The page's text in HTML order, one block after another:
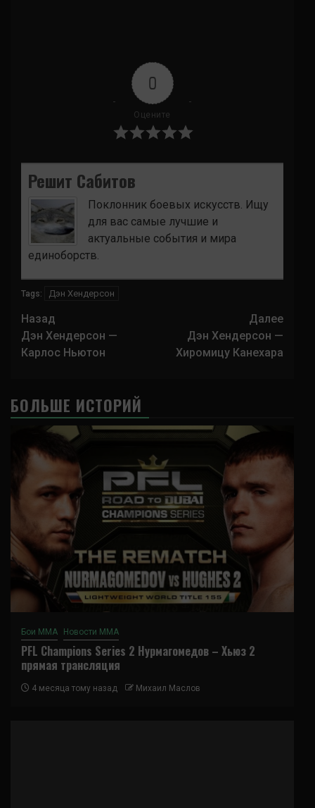
0
Оцените
Решит Сабитов
Поклонник боевых искусств. Ищу
для вас самые лучшие и
актуальные события и мира
единоборств.
Tags: Дэн Хендерсон
Навигация
записи
Назад
Дэн Хендерсон —
Карлос Ньютон
Далее
Дэн Хендерсон —
Хиромицу Канехара
БОЛЬШЕ ИСТОРИЙ
Бои ММА Новости ММА
PFL Champions Series 2 Нурмагомедов – Хьюз 2
прямая трансляция
4 месяца тому назад Михаил Маслов